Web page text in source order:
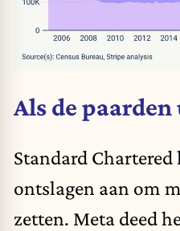
Als de
Standard
ontslagen aan om
zetten. Meta deed